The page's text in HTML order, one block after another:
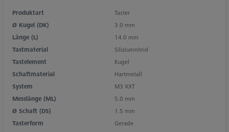
Produktart
Taster
Ø Kugel (DK)
3.0 mm
Länge (L)
14.0 mm
Tastmaterial
Siliziumnitrid
Tastelement
Kugel
Schaftmaterial
Hartmetall
System
M3 XXT
Messlänge (ML)
5.0 mm
Ø Schaft (DS)
1.5 mm
Tasterform
Gerade